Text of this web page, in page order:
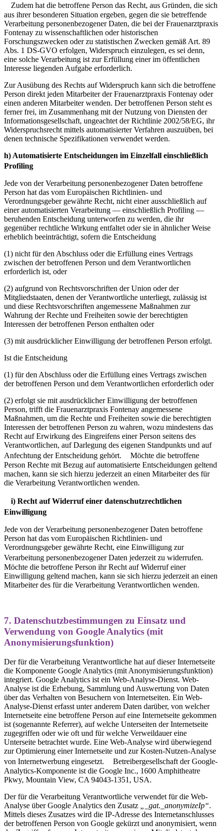
Zudem hat die betroffene Person das Recht, aus Gründen, die sich
aus ihrer besonderen Situation ergeben, gegen die sie betreffende
Verarbeitung personenbezogener Daten, die bei der Frauenarztpraxis
Fontenay zu wissenschaftlichen oder historischen
Forschungszwecken oder zu statistischen Zwecken gemäß Art. 89
Abs. 1 DS-GVO erfolgen, Widerspruch einzulegen, es sei denn,
eine solche Verarbeitung ist zur Erfüllung einer im öffentlichen
Interesse liegenden Aufgabe erforderlich.
Zur Ausübung des Rechts auf Widerspruch kann sich die betroffene
Person direkt jeden Mitarbeiter der Frauenarztpraxis Fontenay oder
einen anderen Mitarbeiter wenden. Der betroffenen Person steht es
ferner frei, im Zusammenhang mit der Nutzung von Diensten der
Informationsgesellschaft, ungeachtet der Richtlinie 2002/58/EG, ihr
Widerspruchsrecht mittels automatisierter Verfahren auszuüben, bei
denen technische Spezifikationen verwendet werden.
h) Automatisierte Entscheidungen im Einzelfall einschließlich
Profiling
Jede von der Verarbeitung personenbezogener Daten betroffene
Person hat das vom Europäischen Richtlinien- und
Verordnungsgeber gewährte Recht, nicht einer ausschließlich auf
einer automatisierten Verarbeitung — einschließlich Profiling —
beruhenden Entscheidung unterworfen zu werden, die ihr
gegenüber rechtliche Wirkung entfaltet oder sie in ähnlicher Weise
erheblich beeinträchtigt, sofern die Entscheidung
(1) nicht für den Abschluss oder die Erfüllung eines Vertrags
zwischen der betroffenen Person und dem Verantwortlichen
erforderlich ist, oder
(2) aufgrund von Rechtsvorschriften der Union oder der
Mitgliedstaaten, denen der Verantwortliche unterliegt, zulässig ist
und diese Rechtsvorschriften angemessene Maßnahmen zur
Wahrung der Rechte und Freiheiten sowie der berechtigten
Interessen der betroffenen Person enthalten oder
(3) mit ausdrücklicher Einwilligung der betroffenen Person erfolgt.
Ist die Entscheidung
(1) für den Abschluss oder die Erfüllung eines Vertrags zwischen
der betroffenen Person und dem Verantwortlichen erforderlich oder
(2) erfolgt sie mit ausdrücklicher Einwilligung der betroffenen
Person, trifft die Frauenarztpraxis Fontenay angemessene
Maßnahmen, um die Rechte und Freiheiten sowie die berechtigten
Interessen der betroffenen Person zu wahren, wozu mindestens das
Recht auf Erwirkung des Eingreifens einer Person seitens des
Verantwortlichen, auf Darlegung des eigenen Standpunkts und auf
Anfechtung der Entscheidung gehört. Möchte die betroffene
Person Rechte mit Bezug auf automatisierte Entscheidungen geltend
machen, kann sie sich hierzu jederzeit an einen Mitarbeiter des für
die Verarbeitung Verantwortlichen wenden.
i) Recht auf Widerruf einer datenschutzrechtlichen
Einwilligung
Jede von der Verarbeitung personenbezogener Daten betroffene
Person hat das vom Europäischen Richtlinien- und
Verordnungsgeber gewährte Recht, eine Einwilligung zur
Verarbeitung personenbezogener Daten jederzeit zu widerrufen.
Möchte die betroffene Person ihr Recht auf Widerruf einer
Einwilligung geltend machen, kann sie sich hierzu jederzeit an einen
Mitarbeiter des für die Verarbeitung Verantwortlichen wenden.
7. Datenschutzbestimmungen zu Einsatz und
Verwendung von Google Analytics (mit
Anonymisierungsfunktion)
Der für die Verarbeitung Verantwortliche hat auf dieser Internetseite
die Komponente Google Analytics (mit Anonymisierungsfunktion)
integriert. Google Analytics ist ein Web-Analyse-Dienst. Web-
Analyse ist die Erhebung, Sammlung und Auswertung von Daten
über das Verhalten von Besuchern von Internetseiten. Ein Web-
Analyse-Dienst erfasst unter anderem Daten darüber, von welcher
Internetseite eine betroffene Person auf eine Internetseite gekommen
ist (sogenannte Referrer), auf welche Unterseiten der Internetseite
zugegriffen oder wie oft und für welche Verweildauer eine
Unterseite betrachtet wurde. Eine Web-Analyse wird überwiegend
zur Optimierung einer Internetseite und zur Kosten-Nutzen-Analyse
von Internetwerbung eingesetzt. Betreibergesellschaft der Google-
Analytics-Komponente ist die Google Inc., 1600 Amphitheatre
Pkwy, Mountain View, CA 94043-1351, USA.
Der für die Verarbeitung Verantwortliche verwendet für die Web-
Analyse über Google Analytics den Zusatz
„_gat._anonymizeIp“.
Mittels dieses Zusatzes wird die IP-Adresse des Internetanschlusses
der betroffenen Person von Google gekürzt und anonymisiert, wenn